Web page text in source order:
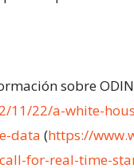
sobre
11/22/a-white-
data (https://
for-real-time-